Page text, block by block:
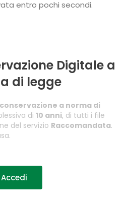
disponibili nell'area riservata entro pochi secondi.
Digitale a
di legge
conservazione a norma di
di 10 anni, di tutti i file
del servizio Raccomandata.
Accedi